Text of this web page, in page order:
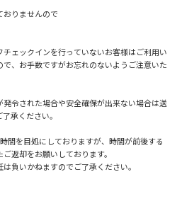
おりませんので
ェックインを行っていないお客様はご利用い
、お手数ですがお忘れのないようご注意いた
令された場合や安全確保が出来ない場合は送
承ください。
間を目処にしておりますが、時間が前後する
返却をお願いしております。
負いかねますのでご了承ください。